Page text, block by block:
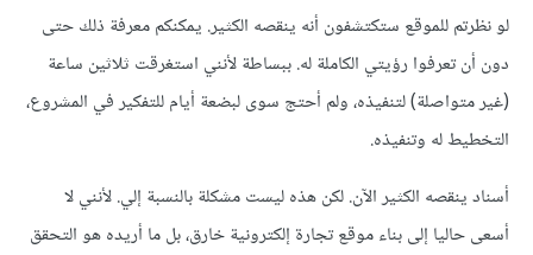
لو نظرتم للموقع ستكتشفون أنه ينقصه الكثير. يمكنكم معرفة ذلك حتى
دون أن تعرفوا رؤيتي الكاملة له. ببساطة لأنني استغرقت ثلاثين ساعة
(غير متواصلة) لتنفيذه، ولم أحتج سوى لبضعة أيام للتفكير في المشروع،
التخطيط له وتنفيذه.
أسناد ينقصه الكثير الآن. لكن هذه ليست مشكلة بالنسبة إلي. لأنني لا
أسعى حاليا إلى بناء موقع تجارة إلكترونية خارق، بل ما أريده هو التحقق